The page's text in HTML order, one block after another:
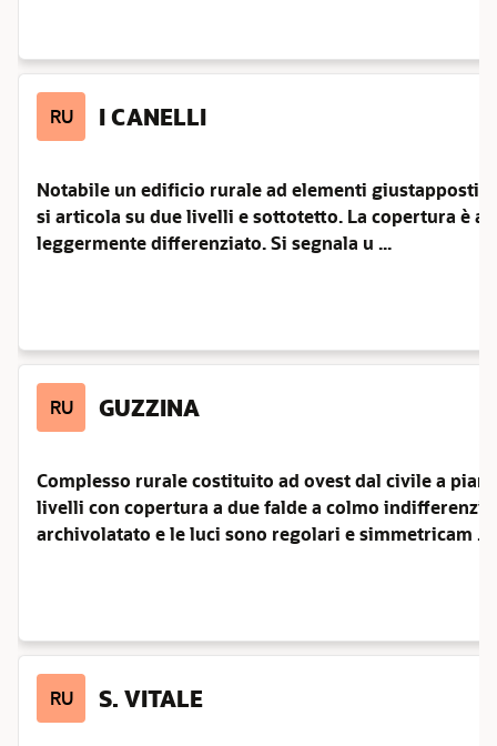
RU I CANELLI
Notabile un edificio rurale ad elementi giustapposti
si articola su due livelli e sottotetto. La copertura è a
leggermente differenziato. Si segnala u ...
RU GUZZINA
Complesso rurale costituito ad ovest dal civile a
livelli con copertura a due falde a colmo
archivolatato e le luci sono regolari e simmetricam ...
RU S. VITALE